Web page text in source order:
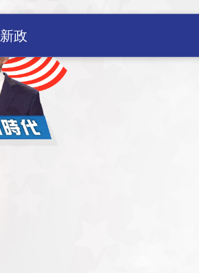
前總統辦公室 |
政